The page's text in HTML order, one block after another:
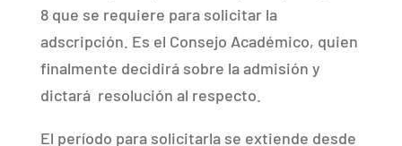
8 que se requiere para solicitar la
adscripción. Es el Consejo Académico, quien
finalmente decidirá sobre la admisión y
dictará resolución al respecto.
El período para solicitarla se extiende desde